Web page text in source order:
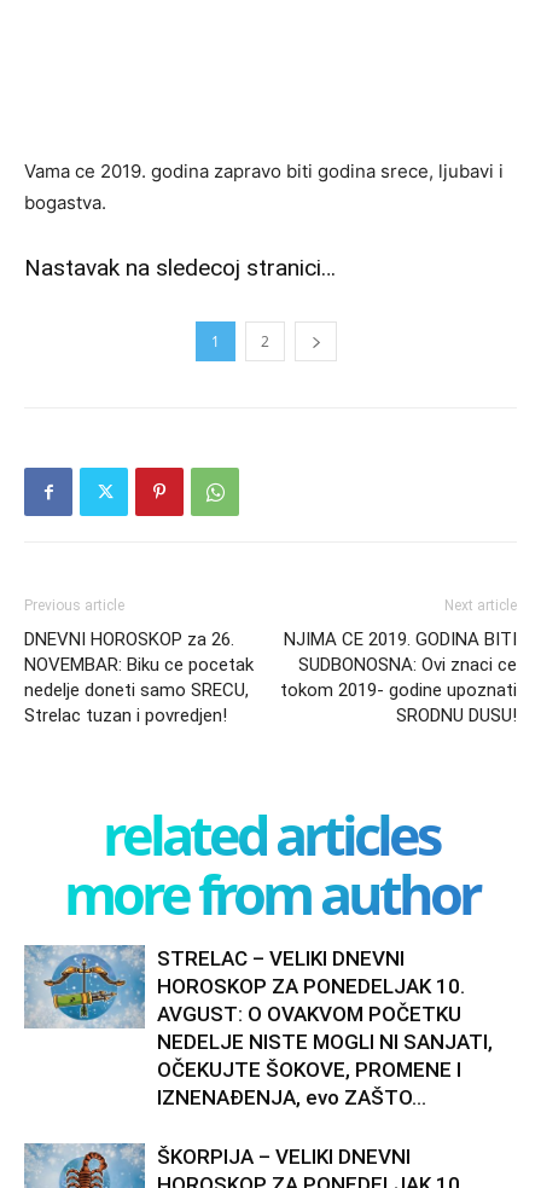
Vama ce 2019. godina zapravo biti godina srece, ljubavi i
bogastva.
Nastavak na sledecoj stranici…
1 2
Previous article
DNEVNI HOROSKOP za 26.
NOVEMBAR: Biku ce pocetak
nedelje doneti samo SRECU,
Strelac tuzan i povredjen!
Next article
NJIMA CE 2019. GODINA BITI
SUDBONOSNA: Ovi znaci ce
tokom 2019- godine upoznati
SRODNU DUSU!
related articles
more from author
STRELAC – VELIKI DNEVNI
HOROSKOP ZA PONEDELJAK 10.
AVGUST: O OVAKVOM POČETKU
NEDELJE NISTE MOGLI NI SANJATI,
OČEKUJTE ŠOKOVE, PROMENE I
IZNENAĐENJA, evo ZAŠTO...
ŠKORPIJA – VELIKI DNEVNI